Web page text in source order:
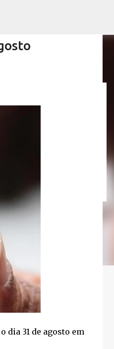
dia 31 de agosto em